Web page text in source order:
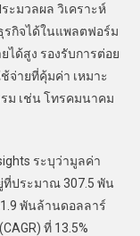
ะมวลผล วิเคราะห์
รกิจได้ในแพลตฟอร์ม
ได้สูง รองรับการต่อย
จ่ายที่คุ้มค่า เหมาะ
ม เช่น โทรคมนาคม
ระบุว่ามูลค่า
ที่ประมาณ 307.5 พัน
พันล้านดอลลาร์
ที่ 13.5%